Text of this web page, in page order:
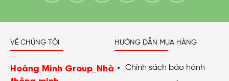
VỀ CHÚNG TÔI
Hoàng Minh Group_Nhà
HƯỚNG DẪN MUA HÀNG
Chính sách bảo hành